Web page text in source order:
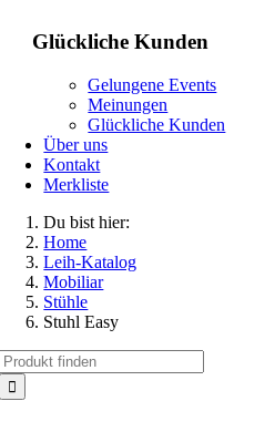
Glückliche Kunden
Gelungene Events
Meinungen
Glückliche Kunden
Über uns
Kontakt
Merkliste
Du bist hier:
Home
Leih-Katalog
Mobiliar
Stühle
Stuhl Easy